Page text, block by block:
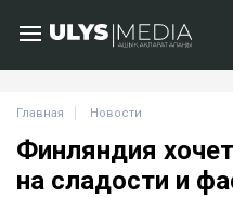
Главная Новости
Финляндия
на сладости и